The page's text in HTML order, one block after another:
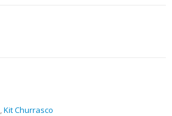
,Kit Churrasco